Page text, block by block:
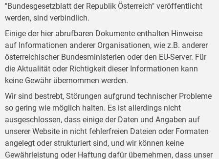
"Bundesgesetzblatt der Republik Österreich" veröffentlicht
werden, sind verbindlich.
Einige der hier abrufbaren Dokumente enthalten Hinweise
auf Informationen anderer Organisationen, wie z.B. anderer
österreichischer Bundesministerien oder den EU-Server. Für
die Aktualität oder Richtigkeit dieser Informationen kann
keine Gewähr übernommen werden.
Wir sind bestrebt, Störungen aufgrund technischer Probleme
so gering wie möglich halten. Es ist allerdings nicht
ausgeschlossen, dass einige der Daten und Angaben auf
unserer Website in nicht fehlerfreien Dateien oder Formaten
angelegt oder strukturiert sind, und wir können keine
Gewährleistung oder Haftung dafür übernehmen, dass unser